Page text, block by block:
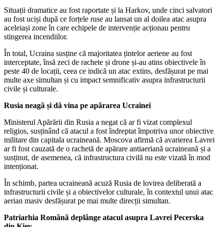
Situații dramatice au fost raportate și la Harkov, unde cinci salvatori
au fost uciși după ce forțele ruse au lansat un al doilea atac asupra
aceleiași zone în care echipele de intervenție acționau pentru
stingerea incendiilor.
În total, Ucraina susține că majoritatea țintelor aeriene au fost
interceptate, însă zeci de rachete și drone și-au atins obiectivele în
peste 40 de locații, ceea ce indică un atac extins, desfășurat pe mai
multe axe simultan și cu impact semnificativ asupra infrastructurii
civile și culturale.
Rusia neagă și dă vina pe apărarea Ucrainei
Ministerul Apărării din Rusia a negat că ar fi vizat complexul
religios, susținând că atacul a fost îndreptat împotriva unor obiective
militare din capitala ucraineană. Moscova afirmă că avarierea Lavrei
ar fi fost cauzată de o rachetă de apărare antiaeriană ucraineană și a
susținut, de asemenea, că infrastructura civilă nu este vizată în mod
intenționat.
În schimb, partea ucraineană acuză Rusia de lovirea deliberată a
infrastructurii civile și a obiectivelor culturale, în contextul unui atac
aerian masiv desfășurat pe mai multe direcții simultan.
Patriarhia Română deplânge atacul asupra Lavrei Pecerska